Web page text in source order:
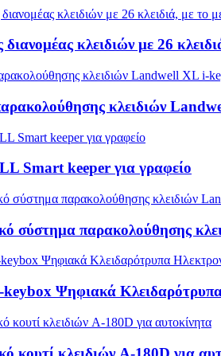
κλειδιών με 26
κλειδιών
Smart keeper για γραφείο
σύστημα παρακολούθησης
Ψηφιακά